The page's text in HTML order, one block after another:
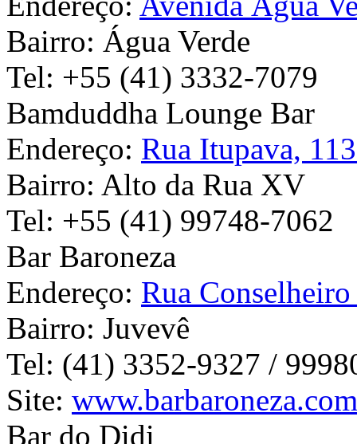
Bairro: Água Verde
Tel: +55 (41) 3332-7079
Bamduddha Lounge Bar
Endereço: Rua Itupava,
Bairro: Alto da Rua XV
Tel: +55 (41) 99748-7062
Bar Baroneza
Endereço: Rua
Bairro: Juvevê
Tel: (41) 3352-9327 /
Site:
Bar do Didi